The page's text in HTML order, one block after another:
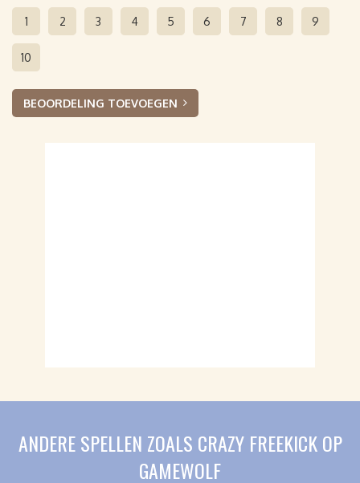
1 2 3 4 5 6 7 8 9
10
BEOORDELING TOEVOEGEN
ANDERE SPELLEN ZOALS CRAZY FREEKICK OP
GAMEWOLF